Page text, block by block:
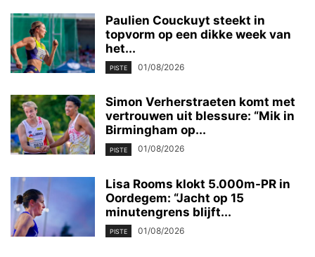
Paulien Couckuyt steekt in
topvorm op een dikke week van
het...
PISTE 01/08/2026
Simon Verherstraeten komt met
vertrouwen uit blessure: “Mik in
Birmingham op...
PISTE 01/08/2026
Lisa Rooms klokt 5.000m-PR in
Oordegem: “Jacht op 15
minutengrens blijft...
PISTE 01/08/2026